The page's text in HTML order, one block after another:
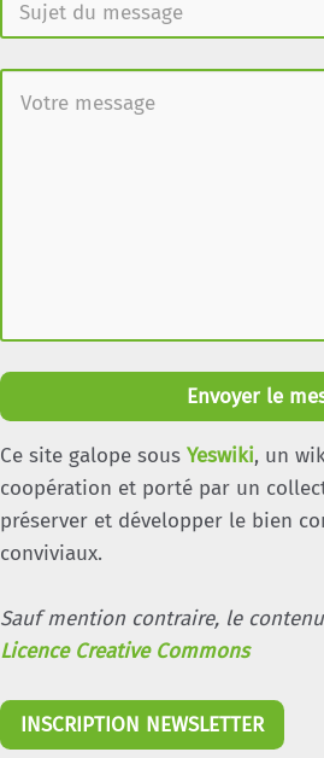
Envoyer le
Ce site galope sous Yeswiki, un
coopération et porté par un
préserver et développer le bien
conviviaux.
Sauf mention contraire, le
Licence Creative Commons
INSCRIPTION NEWSLETTER